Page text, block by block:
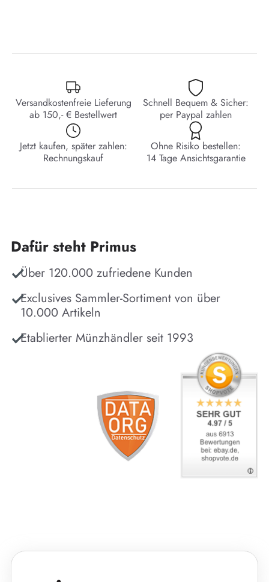
Versandkostenfreie Lieferung
ab 150,- € Bestellwert
Schnell Bequem & Sicher:
per Paypal zahlen
Jetzt kaufen, später zahlen:
Rechnungskauf
Ohne Risiko bestellen:
14 Tage Ansichtsgarantie
Dafür steht Primus
Über 120.000 zufriedene Kunden
Exclusives Sammler-Sortiment von über
10.000 Artikeln
Etablierter Münzhändler seit 1993